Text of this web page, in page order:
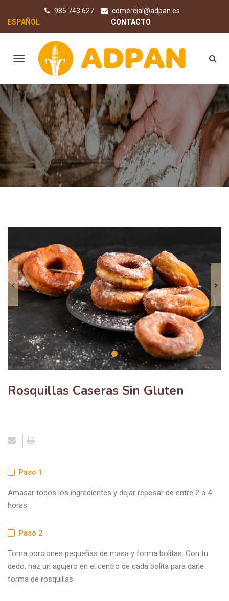
985 743 627
comercial@adpan.es
CONTACTO
ESPAÑOL
Rosquillas Caseras Sin Gluten
Paso 1
Amasar todos los ingredientes y dejar reposar de entre 2 a 4
horas
Paso 2
Toma porciones pequeñas de masa y forma bolitas. Con tu
dedo, haz un agujero en el centro de cada bolita para darle
forma de rosquillas